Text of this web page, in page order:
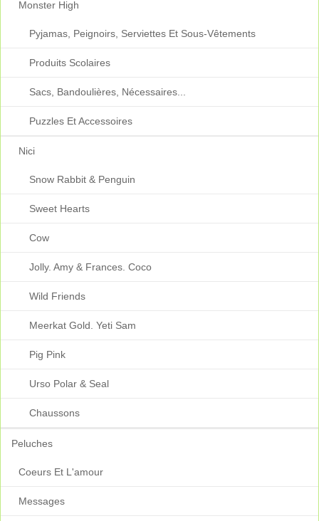
Monster High
Pyjamas, Peignoirs, Serviettes Et Sous-Vêtements
Produits Scolaires
Sacs, Bandoulières, Nécessaires...
Puzzles Et Accessoires
Nici
Snow Rabbit & Penguin
Sweet Hearts
Cow
Jolly. Amy & Frances. Coco
Wild Friends
Meerkat Gold. Yeti Sam
Pig Pink
Urso Polar & Seal
Chaussons
Peluches
Coeurs Et L'amour
Messages